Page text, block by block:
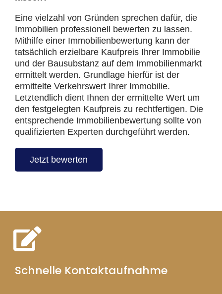
Eine vielzahl von Gründen sprechen dafür, die
Immobilien professionell bewerten zu lassen.
Mithilfe einer Immobilienbewertung kann der
tatsächlich erzielbare Kaufpreis Ihrer Immobilie
und der Bausubstanz auf dem Immobilienmarkt
ermittelt werden. Grundlage hierfür ist der
ermittelte Verkehrswert Ihrer Immobilie.
Letztendlich dient Ihnen der ermittelte Wert um
den festgelegten Kaufpreis zu rechtfertigen. Die
entsprechende Immobilienbewertung sollte von
qualifizierten Experten durchgeführt werden.
Jetzt bewerten
Schnelle Kontaktaufnahme